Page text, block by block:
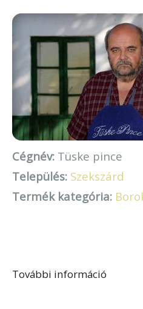
Cégnév: Tüske pince
Település: Szekszárd
Termék kategória:
További információ